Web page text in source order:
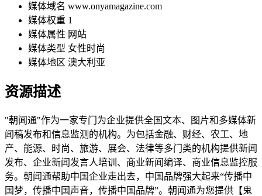
媒体域名 www.onyamagazine.com
媒体权重 1
媒体属性 网站
媒体类型 女性时尚
媒体地区 澳大利亚
资源描述
"朝闻通"作为一家专门为企业提供全国文本、图片和多媒体新
闻稿发布和信息监测的机构。为包括金融、财经、农工、地
产、能源、时尚、旅游、展会、法律等多门类的机构提供新闻
发布、企业新闻发言人培训、商业新闻编译、商业信息监控服
务。朝闻通帮助中国企业走出去，中国品牌强大起来“传播中
国梦，传播中国声音，传播中国品牌”。朝闻通为您提供【鬼